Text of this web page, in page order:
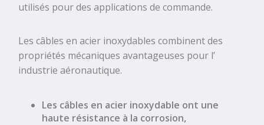
utilisés pour des applications de commande.
Les câbles en acier inoxydables combinent des
propriétés mécaniques avantageuses pour l’
industrie aéronautique.
Les câbles en acier inoxydable ont une
haute résistance à la corrosion,